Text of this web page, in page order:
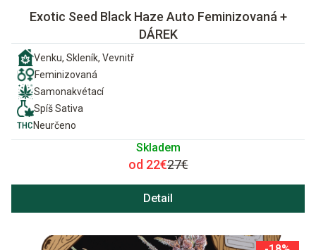
Exotic Seed Black Haze Auto Feminizovaná +
DÁREK
Venku, Skleník, Vevnitř
Feminizovaná
Samonakvétací
Spíš Sativa
Neurčeno
Skladem
od 22€27€
Detail